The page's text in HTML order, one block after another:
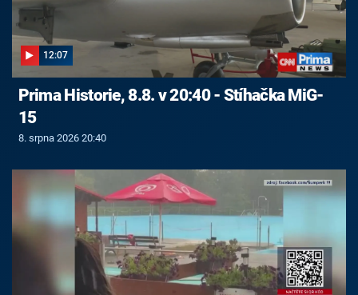
12:07
Prima Historie, 8.8. v 20:40 - Stíhačka MiG-
15
8. srpna 2026 20:40